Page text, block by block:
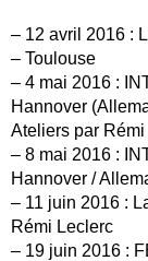
– 12 avril 2016 :
– Toulouse
– 4 mai 2016 :
Hannover
Ateliers par
– 8 mai 2016 :
Hannover /
– 11 juin 2016 :
Rémi Leclerc
– 19 juin 2016 :